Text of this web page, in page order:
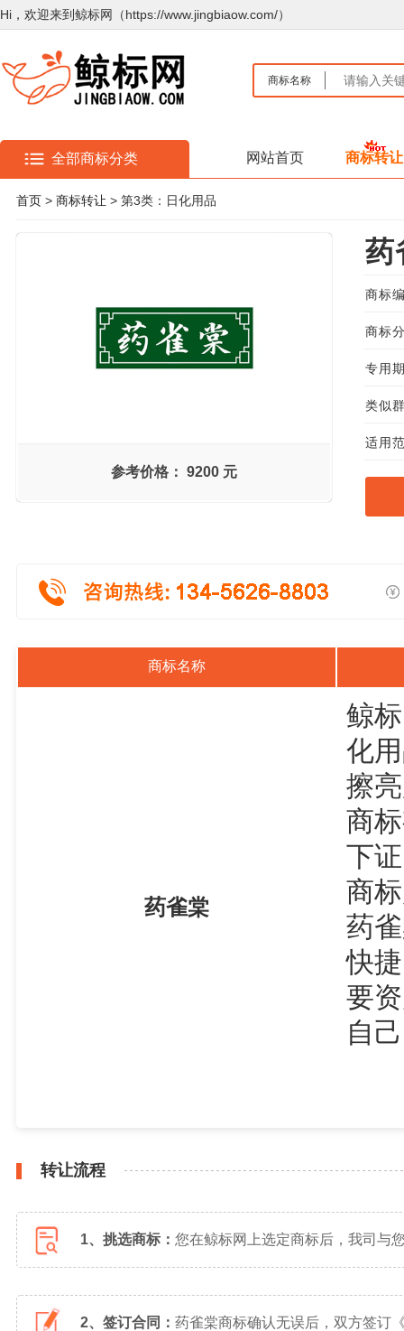
Hi，欢迎来到鲸标网（https://www.jingbiaow.com/）
商标名称
全部商标分类 网站首页 商标转让
首页 > 商标转让 > 第3类：日化用品
参考价格： 9200 元
药
商标
商标
专用
类似
适用
商标名称
药雀棠
鲸
化
擦
商
下
商
药
快
要
自
转让流程
1、挑选商标： 您在鲸标网上选定商标后，我司与
2、签订合同： 药雀棠商标确认无误后，双方签订